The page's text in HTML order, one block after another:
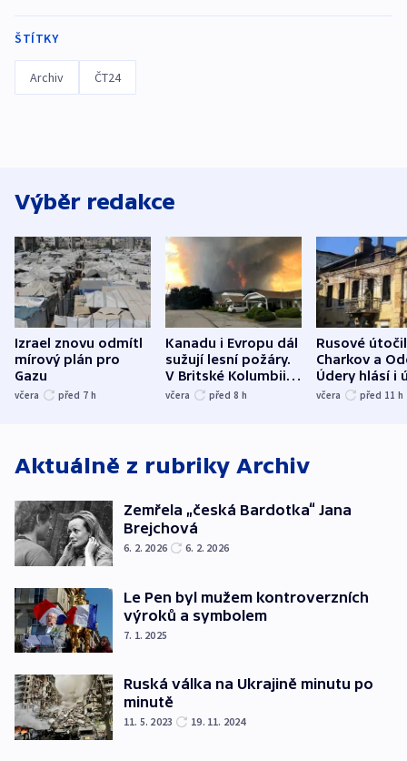
ŠTÍTKY
Archiv ČT24
Výběr redakce
Izrael znovu odmítl
mírový plán pro
Gazu
včera před 7 h
Kanadu i Evropu dál
sužují lesní požáry.
V Britské Kolumbii
evakuovali tisíce lidí
včera před 8 h
Rusové
Charkov a
Údery hlásí i
Bělgorodu
včera před 11 h
Aktuálně z rubriky Archiv
Zemřela „česká Bardotka“ Jana
Brejchová
6. 2. 2026 6. 2. 2026
Le Pen byl mužem kontroverzních
výroků a symbolem
7. 1. 2025
Ruská válka na Ukrajině minutu po
minutě
11. 5. 2023 19. 11. 2024